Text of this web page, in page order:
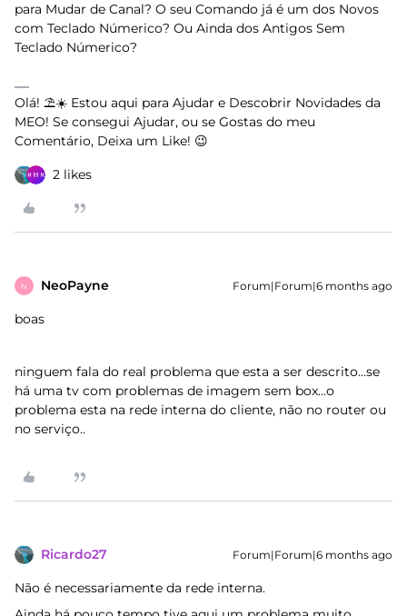
para Mudar de Canal? O seu Comando já é um dos Novos
com Teclado Númerico? Ou Ainda dos Antigos Sem
Teclado Númerico?
Olá! ⛱️☀️ Estou aqui para Ajudar e Descobrir Novidades da
MEO! Se consegui Ajudar, ou se Gostas do meu
Comentário, Deixa um Like! 😉
2 likes
N NeoPayne Forum|Forum|6 months ago
boas
ninguem fala do real problema que esta a ser descrito...se
há uma tv com problemas de imagem sem box...o
problema esta na rede interna do cliente, não no router ou
no serviço..
Ricardo27 Forum|Forum|6 months ago
Não é necessariamente da rede interna.